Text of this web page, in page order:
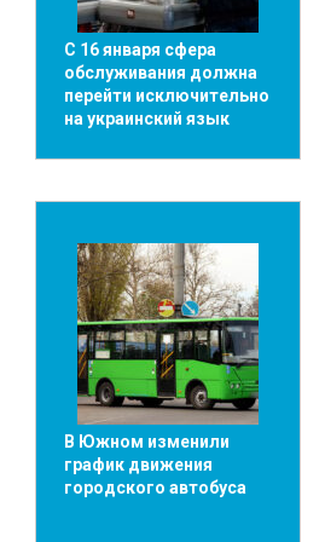
С 16 января сфера
обслуживания должна
перейти исключительно
на украинский язык
В Южном изменили
график движения
городского автобуса